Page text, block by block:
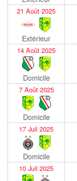
21 Août 2025
Extérieur
14 Août 2025
Domicile
7 Août 2025
Domicile
17 Juil 2025
Domicile
10 Juil 2025